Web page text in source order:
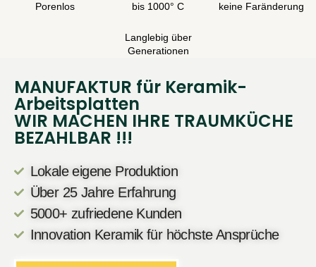
Porenlos
bis 1000° C
keine Faränderung
Langlebig über
Generationen
MANUFAKTUR für Keramik-
Arbeitsplatten
WIR MACHEN IHRE TRAUMKÜCHE
BEZAHLBAR !!!
Lokale eigene Produktion
Über 25 Jahre Erfahrung
5000+ zufriedene Kunden
Innovation Keramik für höchste Ansprüche